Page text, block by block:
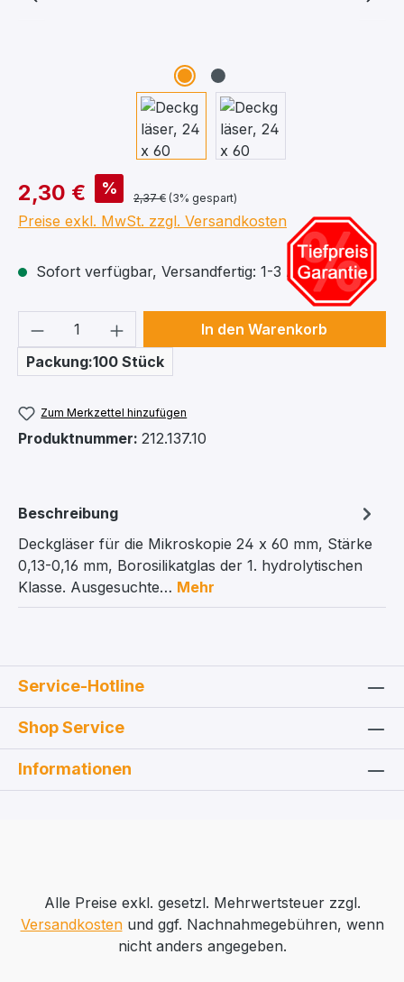
2,30 € %
2,37 € (3% gespart)
Preise exkl. MwSt. zzgl. Versandkosten
Sofort verfügbar, Versandfertig: 1-3 Arbeitstage
Produkt Anzahl: Gib den
Packung:100 Stück
In den Warenkorb
Zum Merkzettel hinzufügen
Produktnummer: 212.137.10
Beschreibung
Deckgläser für die Mikroskopie 24 x 60 mm, Stärke
0,13-0,16 mm, Borosilikatglas der 1. hydrolytischen
Klasse. Ausgesuchte… Mehr
Service-Hotline
Shop Service
Informationen
Alle Preise exkl. gesetzl. Mehrwertsteuer zzgl.
Versandkostenund ggf. Nachnahmegebühren, wenn
nicht anders angegeben.